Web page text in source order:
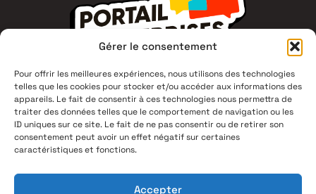
Gérer le consentement
Pour offrir les meilleures expériences, nous utilisons des technologies
telles que les cookies pour stocker et/ou accéder aux informations des
appareils. Le fait de consentir à ces technologies nous permettra de
traiter des données telles que le comportement de navigation ou les
ID uniques sur ce site. Le fait de ne pas consentir ou de retirer son
consentement peut avoir un effet négatif sur certaines
caractéristiques et fonctions.
Accepter
1 Av du Campus Jean Durand,
11400 Castelnaudary
04 68 94 53 00
Mentions légales